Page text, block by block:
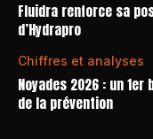
Fluidra renforce sa
d’Hydrapro
Chiffres et analyses
Noyades 2026 : un
de la prévention